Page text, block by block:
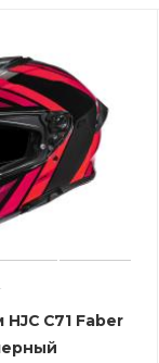
C71 Faber